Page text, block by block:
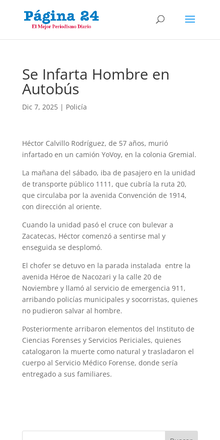
Se Infarta Hombre en
Autobús
Dic 7, 2025| Policía
Héctor Calvillo Rodríguez, de 57 años, murió
infartado en un camión YoVoy, en la colonia Gremial.
La mañana del sábado, iba de pasajero en la unidad
de transporte público 1111, que cubría la ruta 20,
que circulaba por la avenida Convención de 1914,
con dirección al oriente.
Cuando la unidad pasó el cruce con bulevar a
Zacatecas, Héctor comenzó a sentirse mal y
enseguida se desplomó.
El chofer se detuvo en la parada instalada entre la
avenida Héroe de Nacozari y la calle 20 de
Noviembre y llamó al servicio de emergencia 911,
arribando policías municipales y socorristas, quienes
no pudieron salvar al hombre.
Posteriormente arribaron elementos del Instituto de
Ciencias Forenses y Servicios Periciales, quienes
catalogaron la muerte como natural y trasladaron el
cuerpo al Servicio Médico Forense, donde sería
entregado a sus familiares.